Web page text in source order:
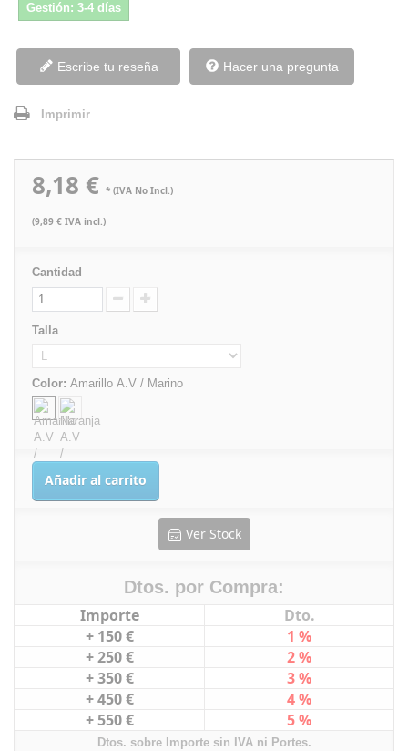
Gestión: 3-4 días
Escribe tu reseña Hacer una pregunta
Imprimir
8,18 € * (IVA No Incl.)
(9,89 € IVA incl.)
Cantidad
Talla
Color: Amarillo A.V / Marino
Añadir al carrito
Ver Stock
Dtos. por Compra:
Importe
Dto.
+ 150 €
1 %
+ 250 €
2 %
+ 350 €
3 %
+ 450 €
4 %
+ 550 €
5 %
Dtos. sobre Importe sin IVA ni Portes.